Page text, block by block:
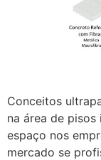
Conceitos
na área de
espaço nos
mercado se